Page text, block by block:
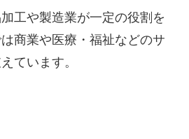
工や製造業が一定の役割を
商業や医療・福祉などのサ
ています。